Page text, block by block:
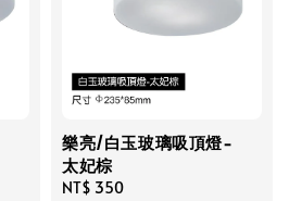
樂亮/白玉玻璃吸頂燈-
太妃棕
Regular
NT$ 350